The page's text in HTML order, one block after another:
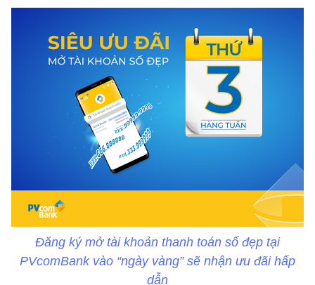
Đăng ký mở tài khoản thanh toán số đẹp tại
PVcomBank vào “ngày vàng” sẽ nhận ưu đãi hấp
dẫn